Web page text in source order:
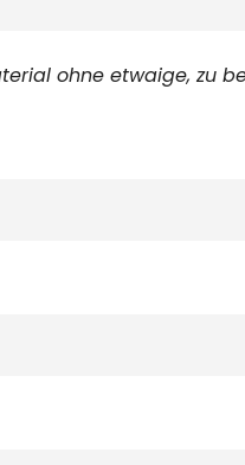
ohne etwaige, zu